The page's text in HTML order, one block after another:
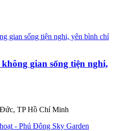
gian sống tiện nghi,
TP Hồ Chí Minh